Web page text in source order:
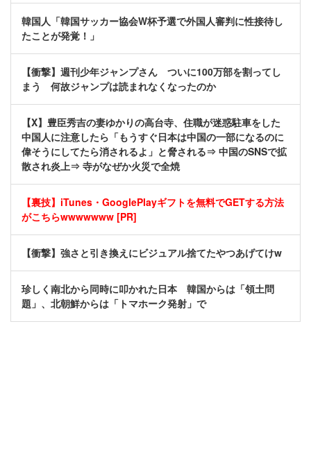
韓国人「韓国サッカー協会W杯予選で外国人審判に性接待し
たことが発覚！」
【衝撃】週刊少年ジャンプさん ついに100万部を割ってし
まう 何故ジャンプは読まれなくなったのか
【X】豊臣秀吉の妻ゆかりの高台寺、住職が迷惑駐車をした
中国人に注意したら「もうすぐ日本は中国の一部になるのに
偉そうにしてたら消されるよ」と脅される⇒ 中国のSNSで拡
散され炎上⇒ 寺がなぜか火災で全焼
【裏技】iTunes・GooglePlayギフトを無料でGETする方法
がこちらwwwwwww [PR]
【衝撃】強さと引き換えにビジュアル捨てたやつあげてけw
珍しく南北から同時に叩かれた日本 韓国からは「領土問
題」、北朝鮮からは「トマホーク発射」で